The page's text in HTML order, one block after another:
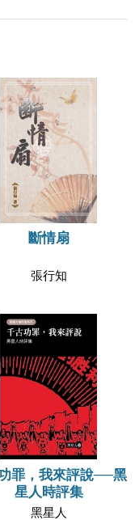
斷情扇
張行知
罪，我來評說──黑
星人時評集
黑星人